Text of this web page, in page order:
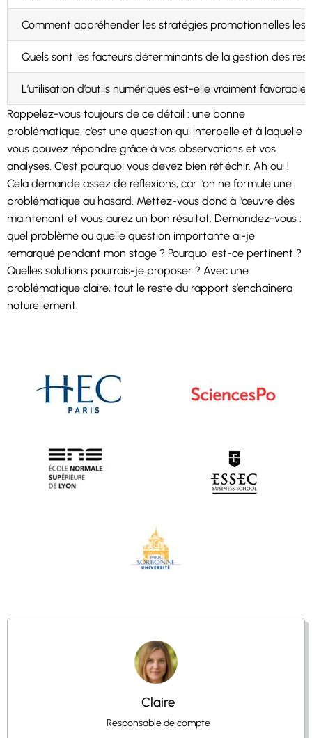
Comment appréhender les stratégies promotionnelles les
Quels sont les facteurs déterminants de la gestion des
L’utilisation d’outils numériques est-elle vraiment
Rappelez-vous toujours de ce détail : une bonne
problématique, c’est une question qui interpelle et à laquelle
vous pouvez répondre grâce à vos observations et vos
analyses. C’est pourquoi vous devez bien réfléchir. Ah oui !
Cela demande assez de réflexions, car l’on ne formule une
problématique au hasard. Mettez-vous donc à l’œuvre dès
maintenant et vous aurez un bon résultat. Demandez-vous :
quel problème ou quelle question importante ai-je
remarqué pendant mon stage ? Pourquoi est-ce pertinent ?
Quelles solutions pourrais-je proposer ? Avec une
problématique claire, tout le reste du rapport s’enchaînera
naturellement.
Claire
Responsable de compte